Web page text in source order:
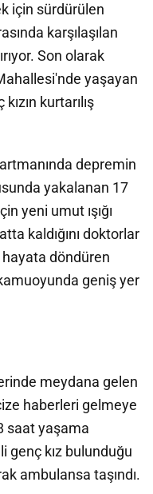
için sürdürülen
karşılaşılan
Son olarak
yaşayan
kurtarılış
depremin
yakalanan 17
yeni umut ışığı
kaldığını doktorlar
döndüren
geniş yer
meydana gelen
haberleri gelmeye
saat yaşama
genç kız bulunduğu
ambulansa taşındı.